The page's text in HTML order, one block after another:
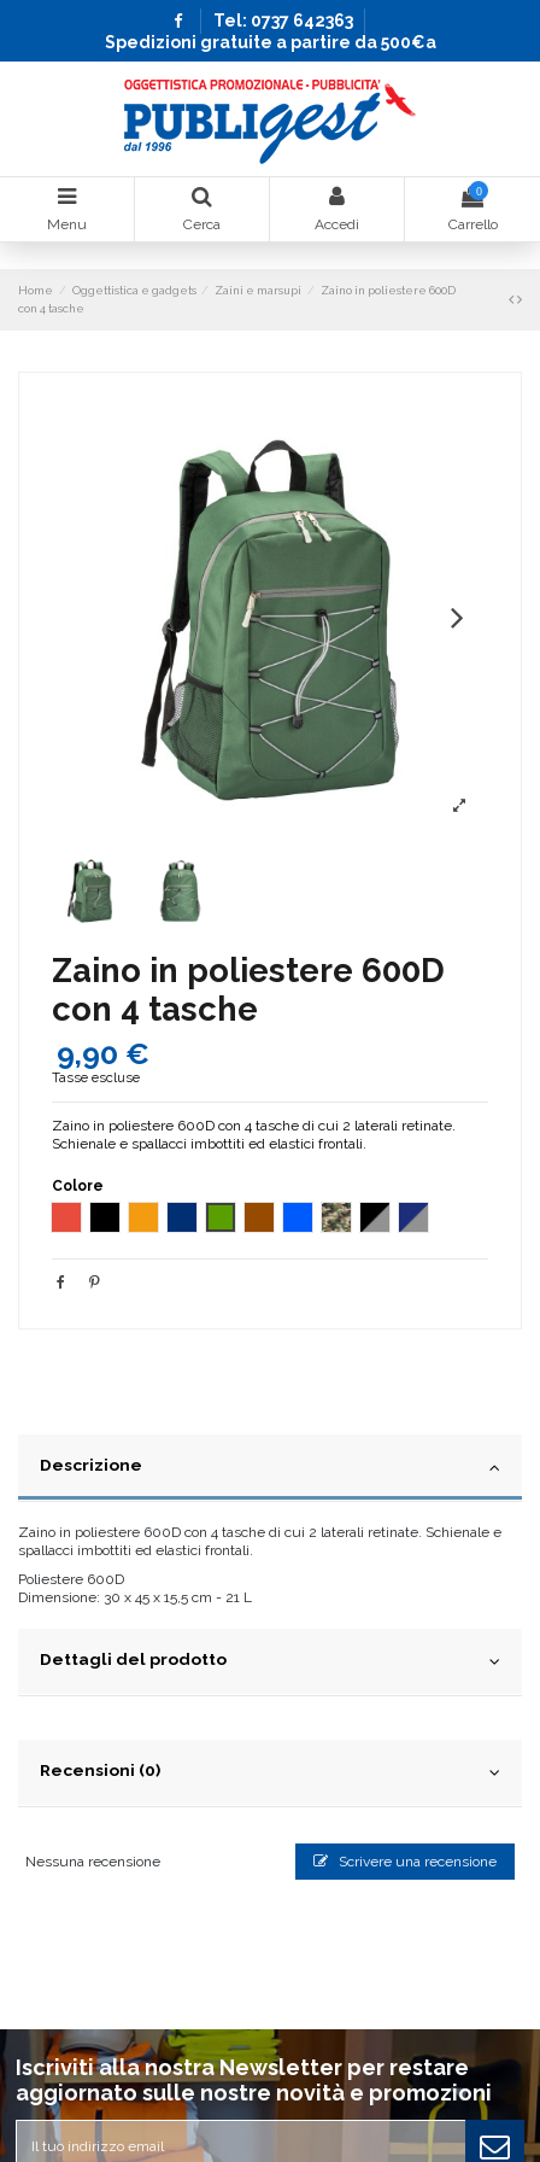
Tel: 0737 642363
Spedizioni gratuite a partire da 500€a
Menu Cerca Accedi
0
Carrello
Home Oggettistica e gadgets Zaini e marsupi
Zaino in poliestere 600D
con 4 tasche
Zaino in poliestere 600D
con 4 tasche
9,90 €
Tasse escluse
Zaino in poliestere 600D con 4 tasche di cui 2 laterali retinate.
Schienale e spallacci imbottiti ed elastici frontali.
Colore
Blu elettrico
Camouflage
Nero-grigioBlu-grigio
Descrizione
Zaino in poliestere 600D con 4 tasche di cui 2 laterali retinate. Schienale e
spallacci imbottiti ed elastici frontali.
Poliestere 600D
Dimensione: 30 x 45 x 15,5 cm - 21 L
Dettagli del prodotto
Recensioni (0)
Nessuna recensione Scrivere una recensione
Iscriviti alla nostra Newsletter per restare
aggiornato sulle nostre novità e promozioni